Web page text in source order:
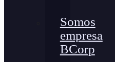
Somos
empresa
BCorp